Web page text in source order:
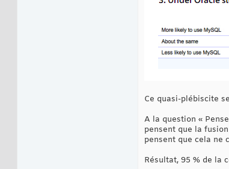
Ce quasi-plébiscite
A la question «
pensent que la
pensent que cela ne
Résultat, 95 % de la